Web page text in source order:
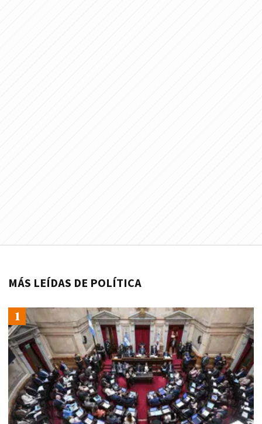
MÁS LEÍDAS DE POLÍTICA